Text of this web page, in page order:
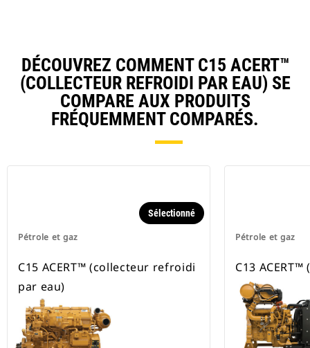
DÉCOUVREZ COMMENT C15 ACERT™
(COLLECTEUR REFROIDI PAR EAU) SE
COMPARE AUX PRODUITS
FRÉQUEMMENT COMPARÉS.
Pétrole et gaz
Sélectionné
C15 ACERT™ (collecteur refroidi
par eau)
Pétrole et gaz
C13